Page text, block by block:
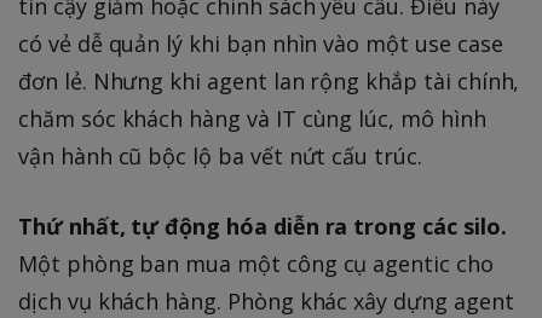
tin cậy giảm hoặc chính sách yêu cầu. Điều này
có vẻ dễ quản lý khi bạn nhìn vào một use case
đơn lẻ. Nhưng khi agent lan rộng khắp tài chính,
chăm sóc khách hàng và IT cùng lúc, mô hình
vận hành cũ bộc lộ ba vết nứt cấu trúc.
Thứ nhất, tự động hóa diễn ra trong các silo.
Một phòng ban mua một công cụ agentic cho
dịch vụ khách hàng. Phòng khác xây dựng agent